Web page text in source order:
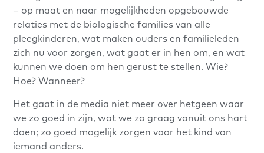
– op maat en naar mogelijkheden opgebouwde
relaties met de biologische families van alle
pleegkinderen, wat maken ouders en familieleden
zich nu voor zorgen, wat gaat er in hen om, en wat
kunnen we doen om hen gerust te stellen. Wie?
Hoe? Wanneer?
Het gaat in de media niet meer over hetgeen waar
we zo goed in zijn, wat we zo graag vanuit ons hart
doen; zo goed mogelijk zorgen voor het kind van
iemand anders.